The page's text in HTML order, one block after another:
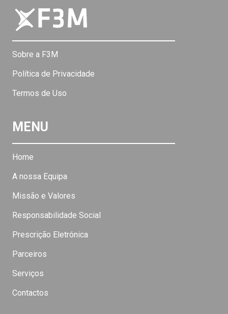
Sobre a F3M
Política de Privacidade
Termos de Uso
MENU
Home
A nossa Equipa
Missão e Valores
Responsabilidade Social
Prescrição Eletrónica
Parceiros
Serviços
Contactos